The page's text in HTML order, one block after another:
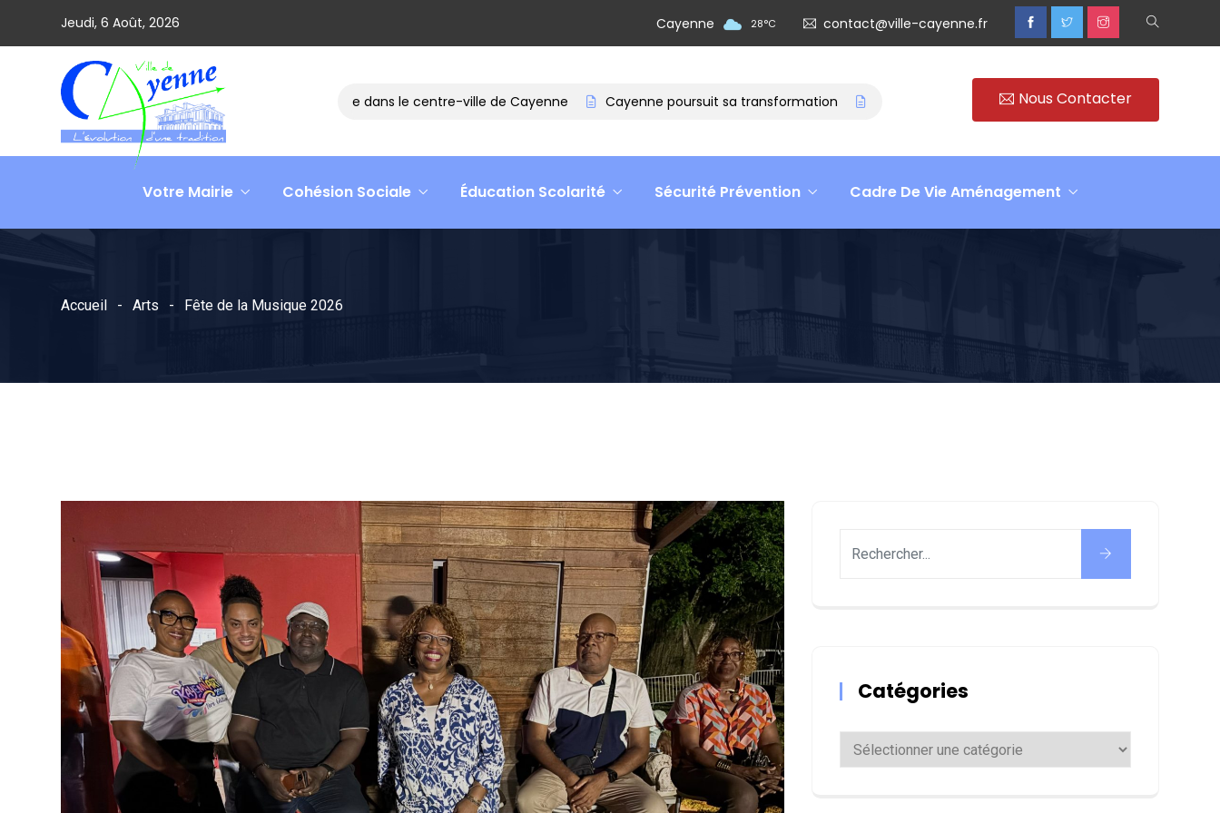
Jeudi, 6 Août, 2026 Cayenne 28°C contact@ville-cayenne.fr
Le ministre David AMIEL en visite dans le centre-ville de Cayenne Cayenne poursuit sa transformation Rencontre avec Madame Isabelle FAMARO
Nous Contacter
Votre Mairie Cohésion Sociale Éducation Scolarité Sécurité Prévention Cadre De Vie Aménagement
Accueil Arts Fête de la Musique 2026
Catégories